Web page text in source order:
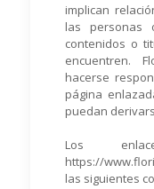
implican
las personas
contenidos o
encuentren.
hacerse
página
puedan
Los
https://
las siguientes